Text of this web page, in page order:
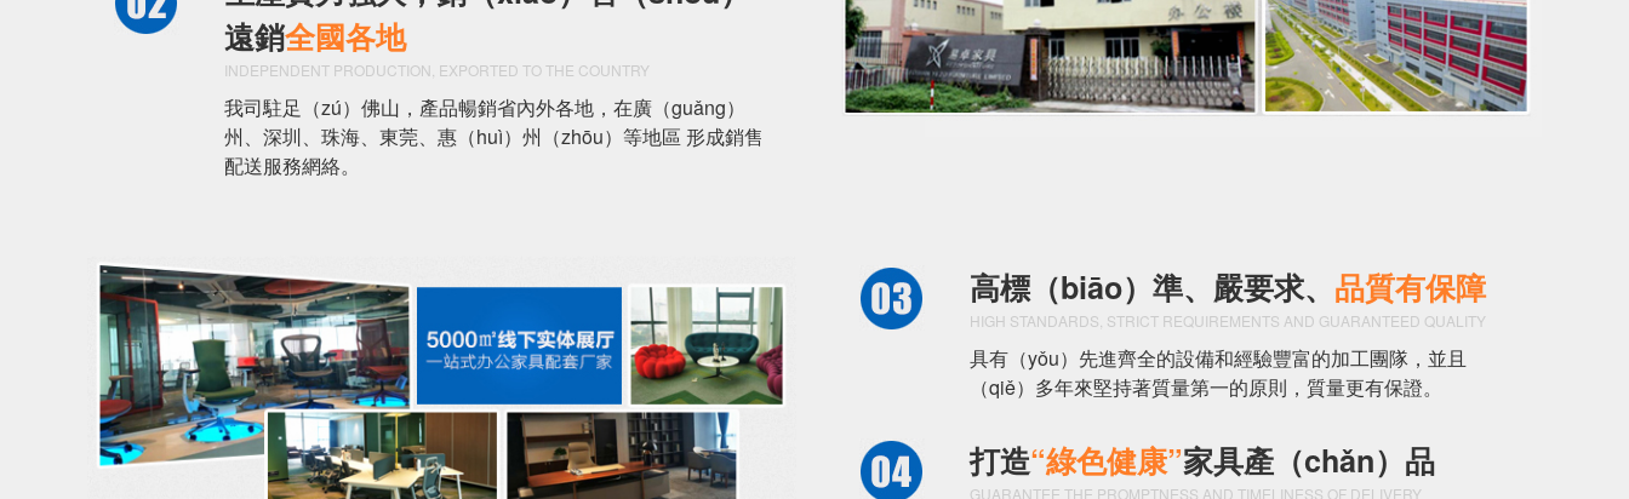
遠銷全國各地
INDEPENDENT PRODUCTION, EXPORTED TO THE COUNTRY
我司駐足（zú）佛山，產品暢銷省內外各地，在廣（guǎng）
州、深圳、珠海、東莞、惠（huì）州（zhōu）等地區 形成銷售
配送服務網絡。
高標（biāo）準、嚴要求、 品質有保障
HIGH STANDARDS, STRICT REQUIREMENTS AND GUARANTEED QUALITY
具有（yǒu）先進齊全的設備和經驗豐富的加工團隊，並且
（qiě）多年來堅持著質量第一的原則，質量更有保證。
打造“綠色健康”家具產（chǎn）品
GUARANTEE THE PROMPTNESS AND TIMELINESS OF DELIVERY